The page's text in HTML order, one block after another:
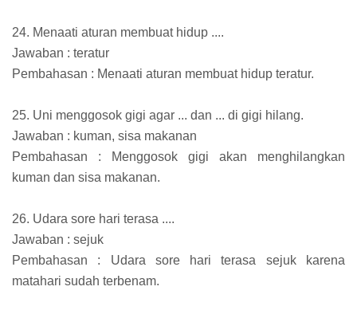
24. Menaati aturan membuat hidup ....
Jawaban : teratur
Pembahasan : Menaati aturan membuat hidup teratur.
25. Uni menggosok gigi agar ... dan ... di gigi hilang.
Jawaban : kuman, sisa makanan
Pembahasan : Menggosok gigi akan menghilangkan
kuman dan sisa makanan.
26. Udara sore hari terasa ....
Jawaban : sejuk
Pembahasan : Udara sore hari terasa sejuk karena
matahari sudah terbenam.